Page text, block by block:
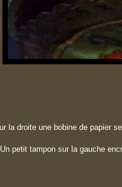
la droite une bobine de papier
Un petit tampon sur la gauche